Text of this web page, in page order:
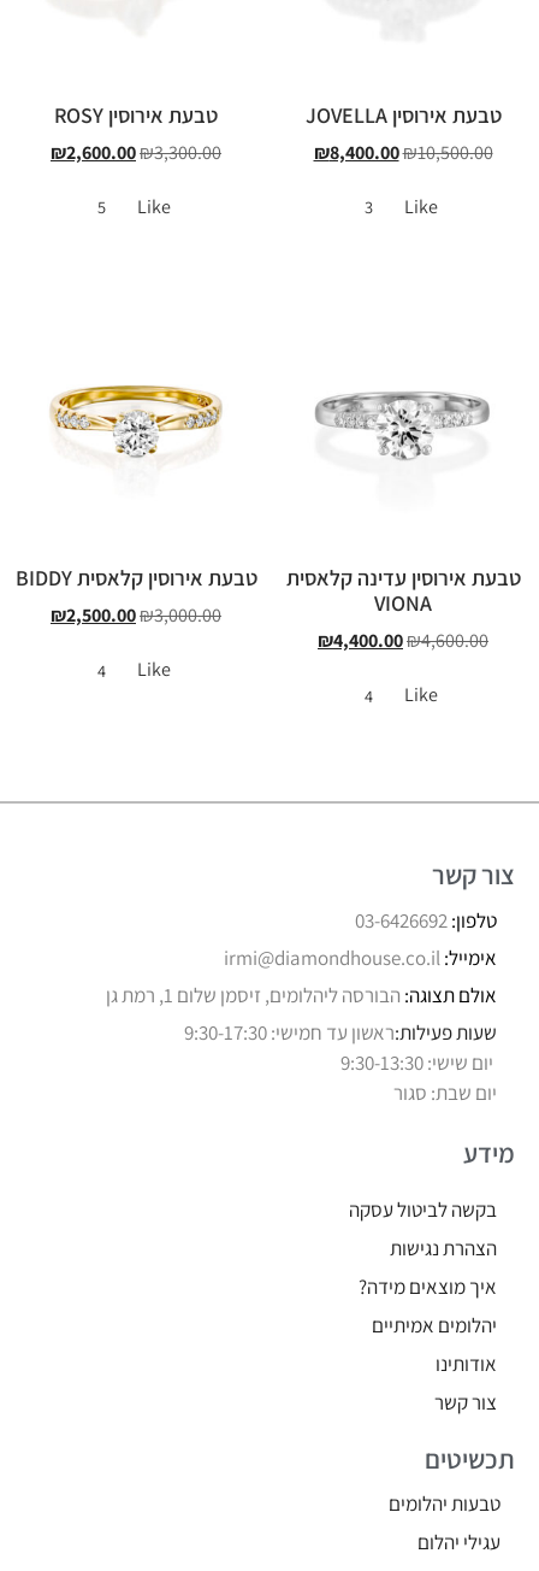
טבעת אירוסין JOVELLA
₪10,500.00
₪8,400.00
Like
טבעת אירוסין ROSY
₪3,300.00
₪2,600.00
Like
טבעת אירוסין עדינה קלאסית
VIONA
₪4,600.00
₪4,400.00
Like
טבעת אירוסין קלאסית BIDDY
₪3,000.00
₪2,500.00
Like
צור קשר
טלפון:03-6426692
אימייל:irmi@diamondhouse.co.il
אולם תצוגה:הבורסה ליהלומים, זיסמן שלום 1, רמת גן
שעות פעילות:ראשון עד חמישי: 9:30-17:30
יום שישי: 9:30-13:30
יום שבת: סגור
מידע
בקשה לביטול עסקה
הצהרת נגישות
איך מוצאים מידה?
יהלומים אמיתיים
אודותינו
צור קשר
תכשיטים
טבעות יהלומים
עגילי יהלום